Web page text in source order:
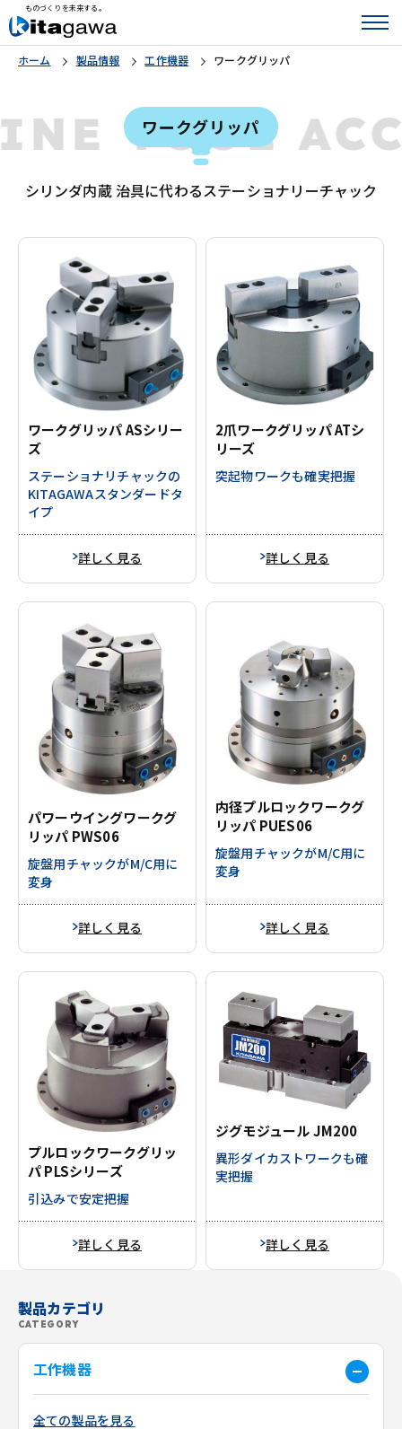
ものづくりを未来する。
ホーム 製品情報 工作機器 ワークグリッパ
TOOL
ワークグリッパ
シリンダ内蔵 治具に代わるステーショナリーチャック
製品カテゴリ
CATEGORY
工作機器
全ての製品を見る
ワークグリッパ ASシリー
ズ
ステーショナリチャックの
KITAGAWAスタンダードタ
イプ
詳しく見る
2爪ワークグリッパ ATシ
リーズ
突起物ワークも確実把握
詳しく見る
パワーウイングワークグ
リッパ PWS06
旋盤用チャックがM/C用に
変身
詳しく見る
内径プルロックワークグ
リッパ PUES06
旋盤用チャックがM/C用に
変身
詳しく見る
プルロックワークグリッ
パ PLSシリーズ
引込みで安定把握
詳しく見る
ジグモジュール JM200
異形ダイカストワークも確
実把握
詳しく見る